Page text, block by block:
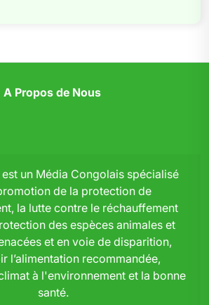
A Propos de Nous
est un Média Congolais spécialisé
de la protection de
la lutte contre le réchauffement
des espèces animales et
et en voie de disparition,
l’alimentation recommandée,
à l'environnement et la bonne
santé.